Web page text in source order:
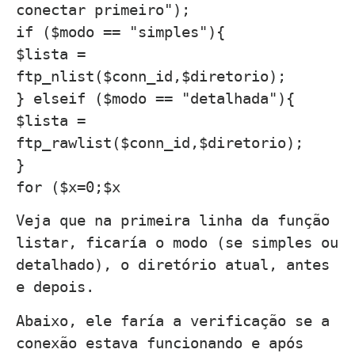
conectar primeiro");
if ($modo == "simples"){
$lista =
ftp_nlist($conn_id,$diretorio);
} elseif ($modo == "detalhada"){
$lista =
ftp_rawlist($conn_id,$diretorio);
}
for ($x=0;$x
Veja que na primeira linha da função
listar, ficaría o modo (se simples ou
detalhado), o diretório atual, antes
e depois.
Abaixo, ele faría a verificação se a
conexão estava funcionando e após